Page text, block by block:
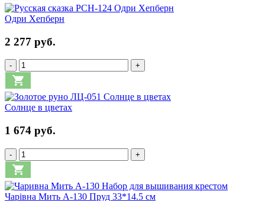
Одри Хепберн
2 277 руб.
- +
Солнце в цветах
1 674 руб.
- +